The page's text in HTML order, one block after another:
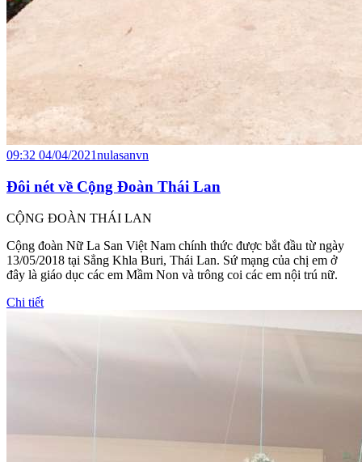
09:32 04/04/2021nulasanvn
Đôi nét về Cộng Đoàn Thái Lan
CỘNG ĐOÀN THÁI LAN
Cộng đoàn Nữ La San Việt Nam chính thức được bắt đầu từ ngày
13/05/2018 tại Sẳng Khla Buri, Thái Lan. Sứ mạng của chị em ở
đây là giáo dục các em Mầm Non và trông coi các em nội trú nữ.
Chi tiết